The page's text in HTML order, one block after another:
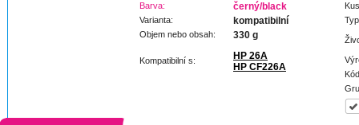
Barva: černý/black
Varianta: kompatibilní
Objem nebo obsah: 330 g
Kompatibilní s:
HP 26A
HP CF226A